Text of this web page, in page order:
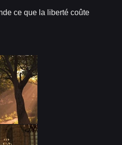
ce que la liberté coûte